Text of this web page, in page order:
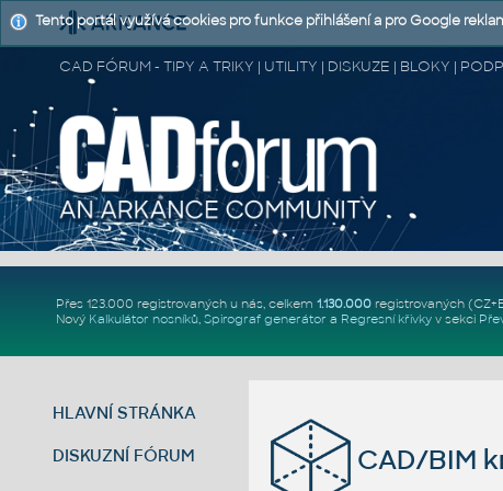
CAD FÓRUM - TIPY A TRIKY | UTILITY | DISKUZE | BLOKY |
Přes 123.000 registrovaných u nás, celkem 1.130.000registrovaných
Nový Kalkulátor nosníků, Spirograf generátor a Regresní křivkyv sekci
HLAVNÍ STRÁNKA
DISKUZNÍ FÓRUM CAD/BIM
Tento portál využívá cookies pro funkce přihlášení a pro Google